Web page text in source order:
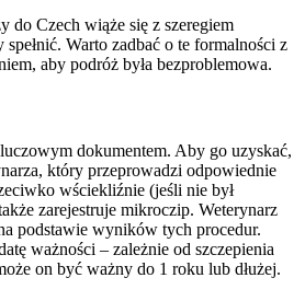
do Czech wiąże się z szeregiem
Warto zadbać o te formalności z
aby podróż była bezproblemowa.
dokumentem. Aby go uzyskać,
który przeprowadzi odpowiednie
wściekliźnie (jeśli nie był
zarejestruje mikroczip. Weterynarz
podstawie wyników tych procedur.
ważności – zależnie od szczepienia
on być ważny do 1 roku lub dłużej.